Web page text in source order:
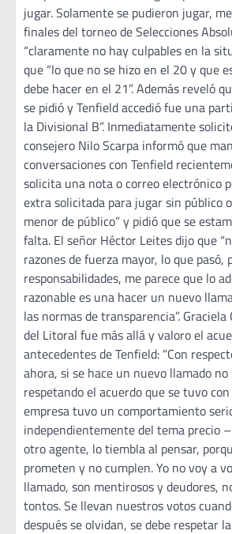
jugar. Solamente se pudieron jugar,
finales del torneo de Selecciones
“claramente no hay culpables en la
que “lo que no se hizo en el 20 y que
debe hacer en el 21”. Además reveló
se pidió y Tenfield accedió fue una
la Divisional B”. Inmediatamente
consejero Nilo Scarpa informó que
conversaciones con Tenfield
solicita una nota o correo electrónico
extra solicitada para jugar sin público
menor de público” y pidió que se
falta. El señor Héctor Leites dijo que
razones de fuerza mayor, lo que pasó,
responsabilidades, me parece que lo
razonable es una hacer un nuevo
las normas de transparencia”. Graciela
del Litoral fue más allá y valoro el
antecedentes de Tenfield: “Con
ahora, si se hace un nuevo llamado no
respetando el acuerdo que se tuvo
empresa tuvo un comportamiento
independientemente del tema precio –
otro agente, lo tiembla al pensar,
prometen y no cumplen. Yo no voy a
llamado, son mentirosos y deudores,
tontos. Se llevan nuestros votos
después se olvidan, se debe respetar